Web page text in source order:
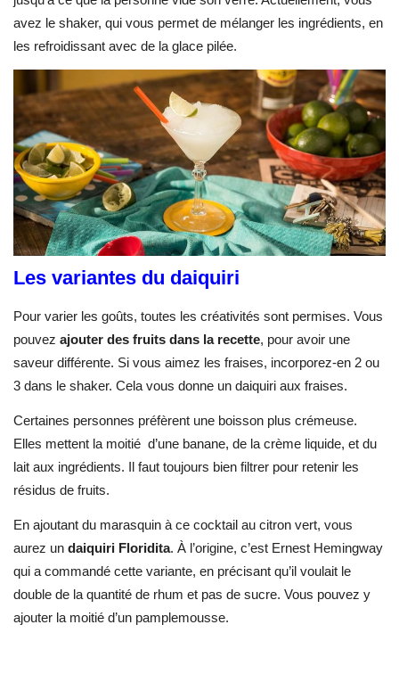
avez le shaker, qui vous permet de mélanger les ingrédients, en
les refroidissant avec de la glace pilée.
Les variantes du daiquiri
Pour varier les goûts, toutes les créativités sont permises. Vous
pouvez ajouter des fruits dans la recette, pour avoir une
saveur différente. Si vous aimez les fraises, incorporez-en 2 ou
3 dans le shaker. Cela vous donne un daiquiri aux fraises.
Certaines personnes préfèrent une boisson plus crémeuse.
Elles mettent la moitié d’une banane, de la crème liquide, et du
lait aux ingrédients. Il faut toujours bien filtrer pour retenir les
résidus de fruits.
En ajoutant du marasquin à ce cocktail au citron vert, vous
aurez un daiquiri Floridita. À l’origine, c’est Ernest Hemingway
qui a commandé cette variante, en précisant qu’il voulait le
double de la quantité de rhum et pas de sucre. Vous pouvez y
ajouter la moitié d’un pamplemousse.